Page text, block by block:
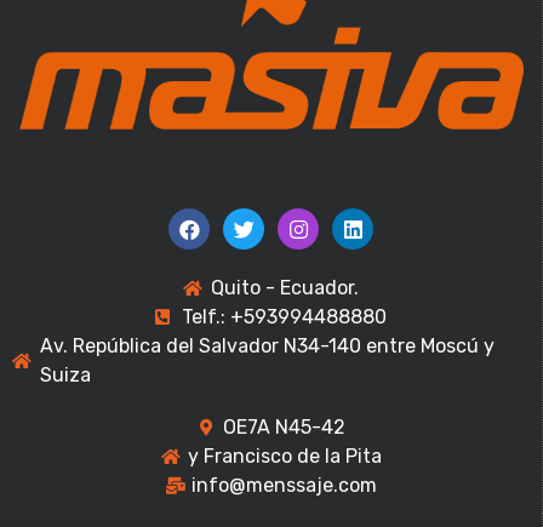
Quito - Ecuador.
Telf.: +593994488880
Av. República del Salvador N34-140 entre Moscú y
Suiza
OE7A N45-42
y Francisco de la Pita
info@menssaje.com